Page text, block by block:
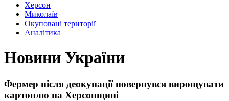
Херсон
Миколаїв
Окуповані території
Аналітика
Новини України
Фермер після деокупації повернувся вирощувати
картоплю на Херсонщині